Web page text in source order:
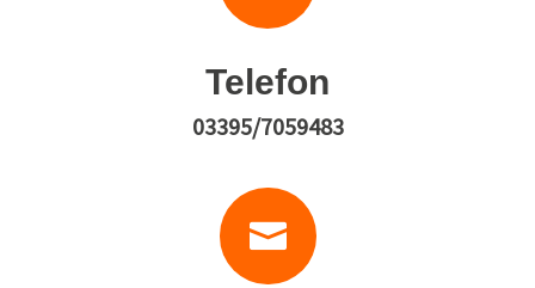
Telefon
03395/7059483
